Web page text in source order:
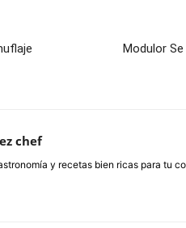
Modulor
chef
y recetas bien ricas para tu